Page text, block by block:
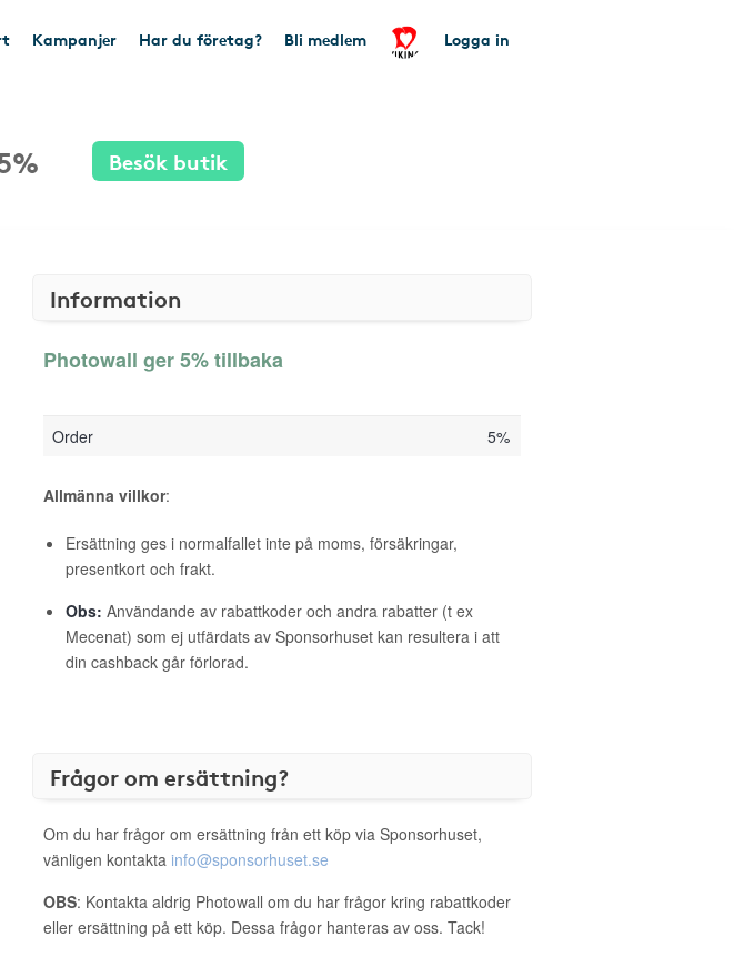
Kampanjer Har du företag? Bli medlem Logga in
Besök butik
Information
Photowall ger 5% tillbaka
Order 5%
Allmänna villkor:
Ersättning ges i normalfallet inte på moms, försäkringar,
presentkort och frakt.
Obs: Användande av rabattkoder och andra rabatter (t ex
Mecenat) som ej utfärdats av Sponsorhuset kan resultera i att
din cashback går förlorad.
Frågor om ersättning?
Om du har frågor om ersättning från ett köp via Sponsorhuset,
vänligen kontakta info@sponsorhuset.se
OBS: Kontakta aldrig Photowall om du har frågor kring rabattkoder
eller ersättning på ett köp. Dessa frågor hanteras av oss. Tack!